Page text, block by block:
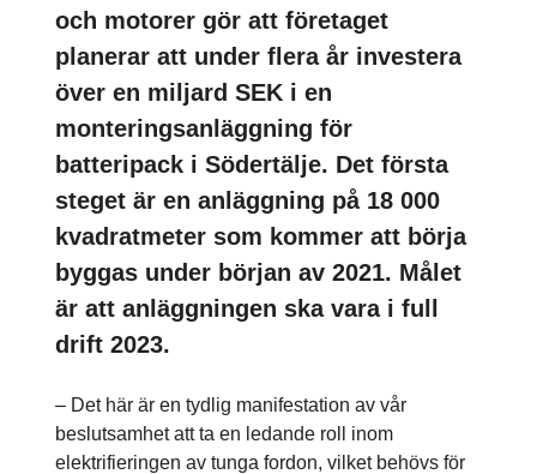
och motorer gör att företaget
planerar att under flera år investera
över en miljard SEK i en
monteringsanläggning för
batteripack i Södertälje. Det första
steget är en anläggning på 18 000
kvadratmeter som kommer att börja
byggas under början av 2021. Målet
är att anläggningen ska vara i full
drift 2023.
– Det här är en tydlig manifestation av vår
beslutsamhet att ta en ledande roll inom
elektrifieringen av tunga fordon, vilket behövs för